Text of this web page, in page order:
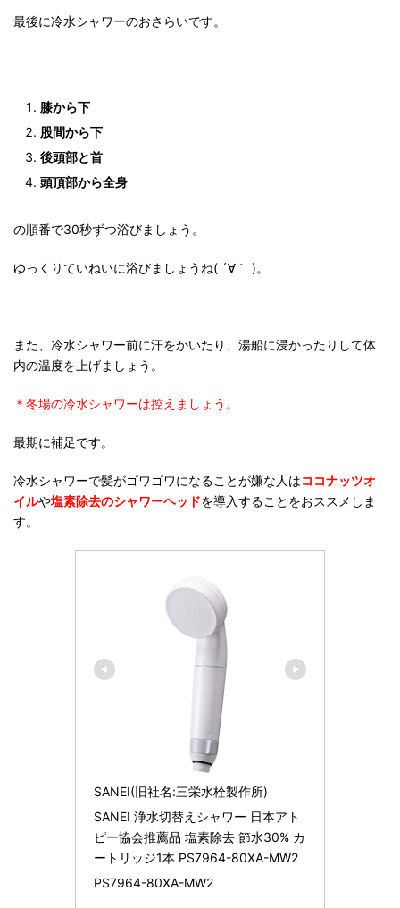
最後に冷水シャワーのおさらいです。
膝から下
股間から下
後頭部と首
頭頂部から全身
の順番で30秒ずつ浴びましょう。
ゆっくりていねいに浴びましょうね( ´∀｀ )。
また、冷水シャワー前に汗をかいたり、湯船に浸かったりして体
内の温度を上げましょう。
＊冬場の冷水シャワーは控えましょう。
最期に補足です。
冷水シャワーで髪がゴワゴワになることが嫌な人はココナッツオ
イルや塩素除去のシャワーヘッドを導入することをおススメしま
す。
SANEI(旧社名:三栄水栓製作所)
SANEI 浄水切替えシャワー 日本アト
ピー協会推薦品 塩素除去 節水30% カ
ートリッジ1本 PS7964-80XA-MW2
PS7964-80XA-MW2